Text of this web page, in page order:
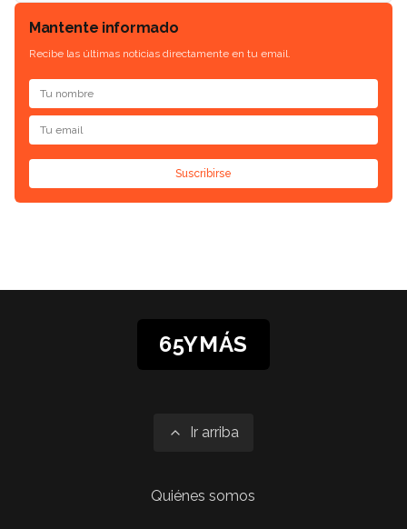
Mantente informado
Recibe las últimas noticias directamente en tu email.
Suscribirse
65YMÁS
Ir arriba
Quiénes somos